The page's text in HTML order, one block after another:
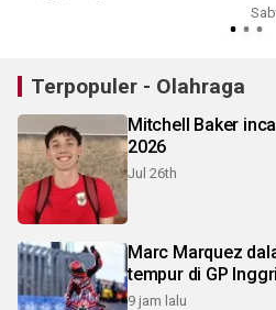
Terpopuler - Olahraga
Mitchell Baker
2026
Jul 26th
Marc Marquez
tempur di GP
9 jam lalu